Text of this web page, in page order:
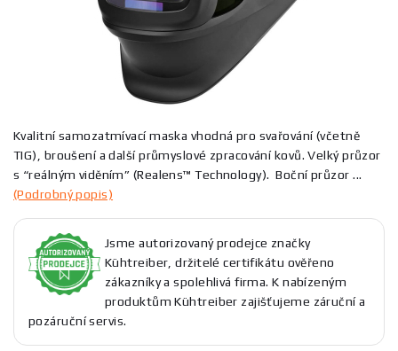
Kvalitní samozatmívací maska vhodná pro svařování (včetně
TIG), broušení a další průmyslové zpracování kovů. Velký průzor
s “reálným viděním” (Realens™ Technology). Boční průzor ...
(Podrobný popis)
Jsme autorizovaný prodejce značky
Kühtreiber, držitelé certifikátu ověřeno
zákazníky a spolehlivá firma. K nabízeným
produktům Kühtreiber zajišťujeme záruční a
pozáruční servis.